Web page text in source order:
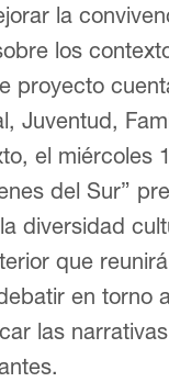
la
los
proyecto
Juventud,
el miércoles
del Sur”
diversidad
que
en torno
las